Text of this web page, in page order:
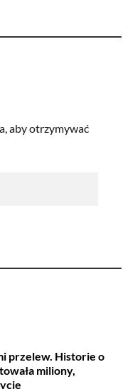
aby otrzymywać
przelew. Historie o
miliony,